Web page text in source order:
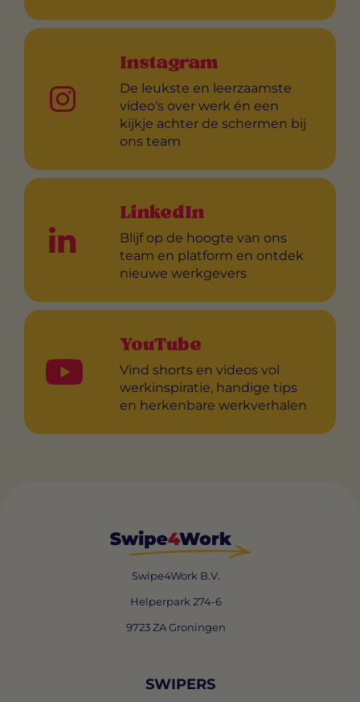
Instagram
De leukste en leerzaamste
video's over werk én een
kijkje achter de schermen bij
ons team
LinkedIn
Blijf op de hoogte van ons
team en platform en ontdek
nieuwe werkgevers
YouTube
Vind shorts en videos vol
werkinspiratie, handige tips
en herkenbare werkverhalen
Swipe4Work B.V.
Helperpark 274-6
9723 ZA Groningen
SWIPERS